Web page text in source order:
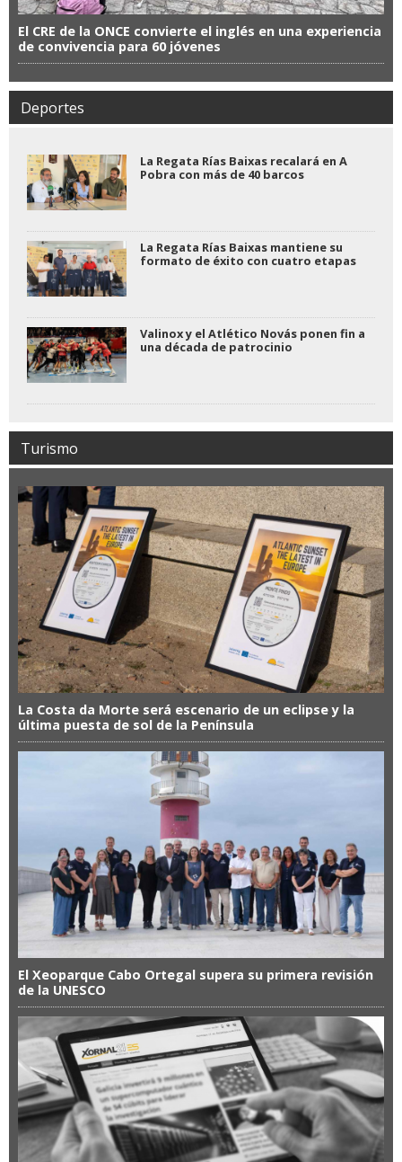
El CRE de la ONCE convierte el inglés en una experiencia
de convivencia para 60 jóvenes
Deportes
La Regata Rías Baixas recalará en A
Pobra con más de 40 barcos
La Regata Rías Baixas mantiene su
formato de éxito con cuatro etapas
Valinox y el Atlético Novás ponen fin a
una década de patrocinio
Turismo
La Costa da Morte será escenario de un eclipse y la
última puesta de sol de la Península
El Xeoparque Cabo Ortegal supera su primera revisión
de la UNESCO